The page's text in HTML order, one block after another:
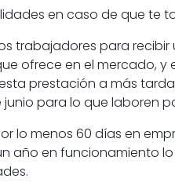
trabajadores para recibir
ofrece en el mercado,
prestación a más
para lo que laboren
lo menos 60 días en
año en funcionamiento